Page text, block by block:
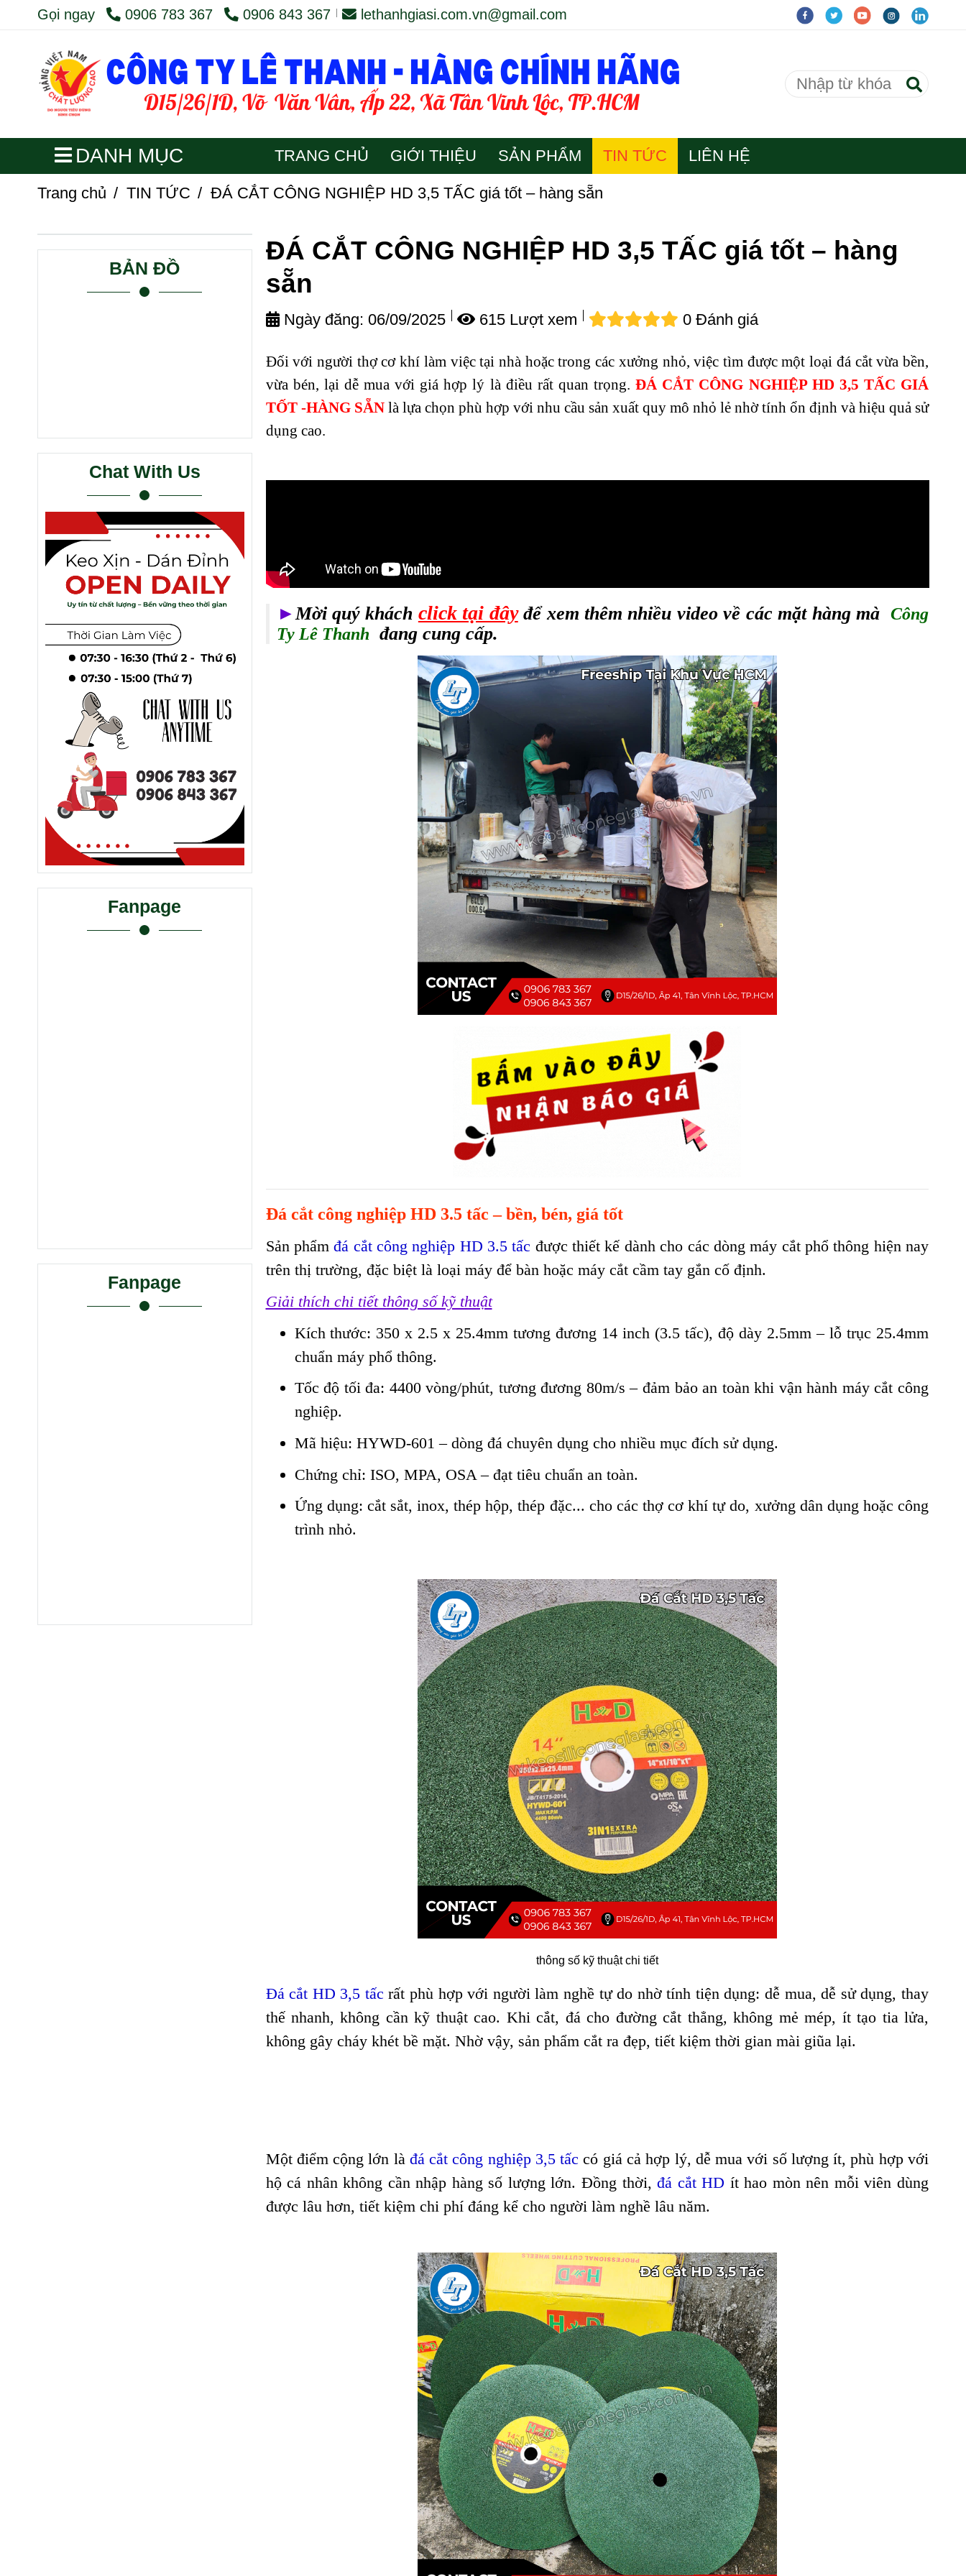
Gọi ngay 0906 783 367 0906 843 367 lethanhgiasi.com.vn@gmail.com
DANH MỤC TRANG CHỦ GIỚI THIỆU SẢN PHẨM TIN TỨC LIÊN HỆ
Trang chủ / TIN TỨC / ĐÁ CẮT CÔNG NGHIỆP HD 3,5 TẤC giá tốt – hàng sẵn
ĐÁ CẮT CÔNG NGHIỆP HD 3,5 TẤC giá tốt – hàng
sẵn
Ngày đăng: 06/09/2025 615 Lượt xem 0 Đánh giá
Đối với người thợ cơ khí làm việc tại nhà hoặc trong các xưởng nhỏ, việc tìm được một loại đá cắt vừa bền,
vừa bén, lại dễ mua với giá hợp lý là điều rất quan trọng.ĐÁ CẮT CÔNG NGHIỆP HD 3,5 TẤC GIÁ
TỐT -HÀNG SẴNlà lựa chọn phù hợp với nhu cầu sản xuất quy mô nhỏ lẻ nhờ tính ổn định và hiệu quả sử
dụng cao.
► Mời quý khách click tại đây để xem thêm nhiều video về các mặt hàng mà Công
Ty Lê Thanh đang cung cấp.
Đá cắt công nghiệp HD 3.5 tấc – bền, bén, giá tốt
Sản phẩmđá cắt công nghiệp HD 3.5 tấc được thiết kế dành cho các dòng máy cắt phổ thông hiện nay
trên thị trường, đặc biệt là loại máy để bàn hoặc máy cắt cầm tay gắn cố định.
Giải thích chi tiết thông số kỹ thuật
Kích thước: 350 x 2.5 x 25.4mm tương đương 14 inch (3.5 tấc), độ dày 2.5mm – lỗ trục 25.4mm
chuẩn máy phổ thông.
Tốc độ tối đa: 4400 vòng/phút, tương đương 80m/s – đảm bảo an toàn khi vận hành máy cắt công
nghiệp.
Mã hiệu: HYWD-601 – dòng đá chuyên dụng cho nhiều mục đích sử dụng.
Chứng chỉ: ISO, MPA, OSA – đạt tiêu chuẩn an toàn.
Ứng dụng: cắt sắt, inox, thép hộp, thép đặc... cho các thợ cơ khí tự do, xưởng dân dụng hoặc công
trình nhỏ.
thông số kỹ thuật chi tiết
Đá cắt HD 3,5 tấc rất phù hợp với người làm nghề tự do nhờ tính tiện dụng: dễ mua, dễ sử dụng, thay
thế nhanh, không cần kỹ thuật cao. Khi cắt, đá cho đường cắt thẳng, không mẻ mép, ít tạo tia lửa,
không gây cháy khét bề mặt. Nhờ vậy, sản phẩm cắt ra đẹp, tiết kiệm thời gian mài giũa lại.
Một điểm cộng lớn là đá cắt công nghiệp 3,5 tấccó giá cả hợp lý, dễ mua với số lượng ít, phù hợp với
hộ cá nhân không cần nhập hàng số lượng lớn. Đồng thời,đá cắt HD ít hao mòn nên mỗi viên dùng
được lâu hơn, tiết kiệm chi phí đáng kể cho người làm nghề lâu năm.
BẢN ĐỒ
Chat With Us
Fanpage
Fanpage